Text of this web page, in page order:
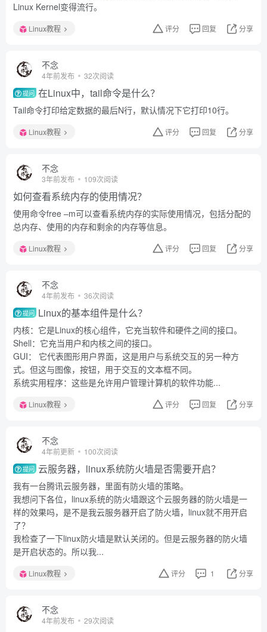
Linux Kernel变得流行。
Linux教程 评分 回复 分享
不念
4年前发布 32次阅读
提问 在Linux中，tail命令是什么？
Tail命令打印给定数据的最后N行，默认情况下它打印10行。
Linux教程 评分 回复 分享
不念
3年前发布 109次阅读
如何查看系统内存的使用情况？
使用命令free –m可以查看系统内存的实际使用情况，包括分配的
总内存、使用的内存和剩余的内存等信息。
Linux教程 评分 回复 分享
不念
4年前发布 36次阅读
提问 Linux的基本组件是什么？
内核：它是Linux的核心组件，它充当软件和硬件之间的接口。
Shell：它充当用户和内核之间的接口。
GUI： 它代表图形用户界面，这是用户与系统交互的另一种方
式。但这与图像，按钮，用于交互的文本框不同。
系统实用程序：这些是允许用户管理计算机的软件功能...
Linux教程 评分 回复 分享
不念
4年前更新 100次阅读
提问 云服务器，linux系统防火墙是否需要开启？
我有一台腾讯云服务器，里面有防火墙的策略。
我想问下各位，linux系统的防火墙跟这个云服务器的防火墙是一
样的效果吗，是不是我云服务器开启了防火墙，linux就不用开启
了？
我检查了一下linux防火墙是默认关闭的。但是云服务器的防火墙
是开启状态的。所以我...
Linux教程 评分 1 分享
不念
4年前发布 29次阅读